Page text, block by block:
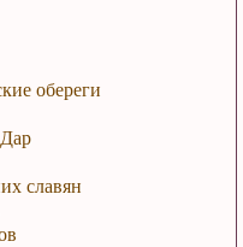
обереги
славян